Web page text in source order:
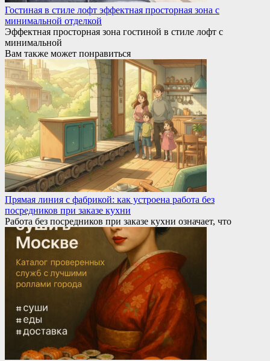
Гостиная в стиле лофт эффектная просторная зона с
минимальной отделкой
Эффектная просторная зона гостиной в стиле лофт с
минимальной
Вам также может понравиться
Прямая линия с фабрикой: как устроена работа без
посредников при заказе кухни
Работа без посредников при заказе кухни означает, что